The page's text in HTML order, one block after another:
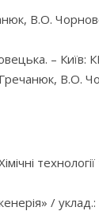
В.О.
–
Гречанюк, В.О.
/